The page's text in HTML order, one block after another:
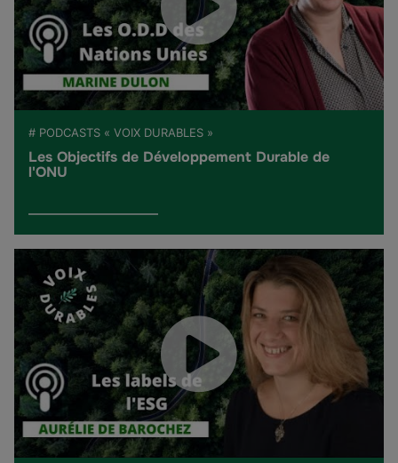
# PODCASTS « VOIX DURABLES »
Les Objectifs de Développement Durable de
l'ONU